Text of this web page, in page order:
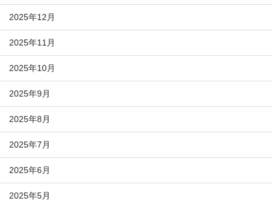
2025年12月
2025年11月
2025年10月
2025年9月
2025年8月
2025年7月
2025年6月
2025年5月